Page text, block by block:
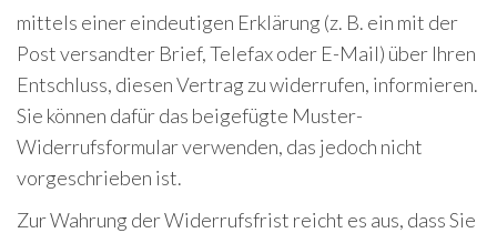
mittels einer eindeutigen Erklärung (z. B. ein mit der
Post versandter Brief, Telefax oder E-Mail) über Ihren
Entschluss, diesen Vertrag zu widerrufen, informieren.
Sie können dafür das beigefügte Muster-
Widerrufsformular verwenden, das jedoch nicht
vorgeschrieben ist.
Zur Wahrung der Widerrufsfrist reicht es aus, dass Sie